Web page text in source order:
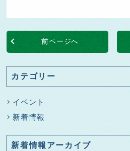
前ページへ
カテゴリー
イベント
新着情報
新着情報アーカイブ